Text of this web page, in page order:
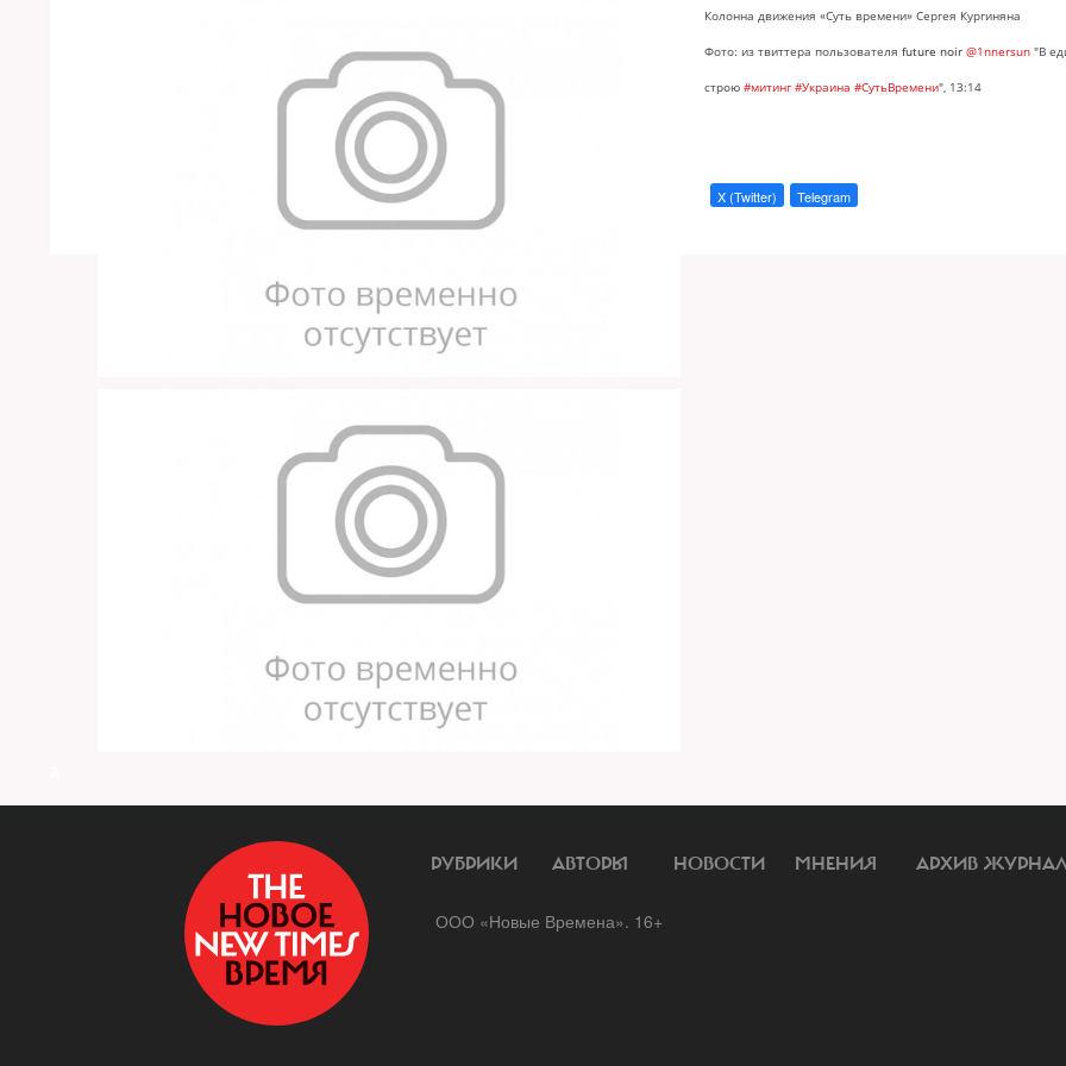
Колонна движения «Суть времени» Сергея Кургиняна
Фото: из твиттера пользователя future noir @1nnersun "В
строю #митинг #Украина #СутьВремени", 13:14
X (Twitter) Telegram
РУБРИКИ АВТОРЫ НОВОСТИ МНЕНИЯ АРХИВ
ООО «Новые Времена». 16+